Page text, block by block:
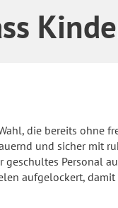
die bereits ohne
und sicher mit
Personal
aufgelockert,